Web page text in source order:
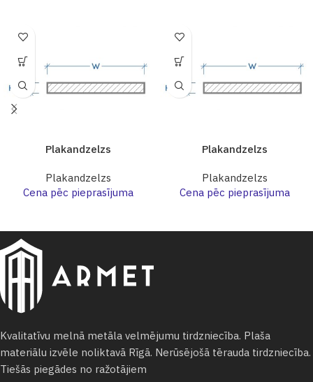
Plakandzelzs
Plakandzelzs
Cena pēc pieprasījuma
Plakandzelzs
Plakandzelzs
Cena pēc pieprasījuma
Kvalitatīvu melnā metāla velmējumu tirdzniecība. Plaša
materiālu izvēle noliktavā Rīgā. Nerūsējošā tērauda tirdzniecība.
Tiešās piegādes no ražotājiem